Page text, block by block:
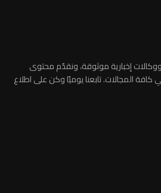
إخبارية موثوقة، ونقدّم محتوى
المجالات. تابعنا يوميًا وكن على اطلاع